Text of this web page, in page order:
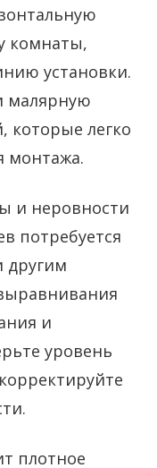
комнаты,
установки.
малярную
которые легко
монтажа.
и неровности
потребуется
другим
и
уровень
плотное